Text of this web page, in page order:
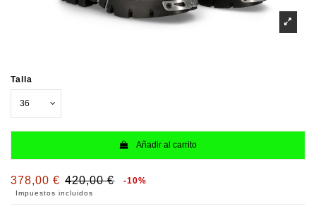
Talla
Añadir al carrito
378,00 € 420,00 € -10%
Impuestos incluidos